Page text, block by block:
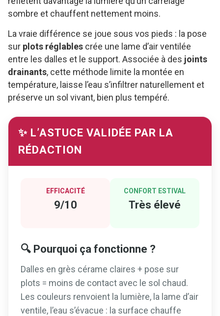
sombre et chauffent nettement moins.
La vraie différence se joue sous vos pieds : la pose
sur plots réglables crée une lame d’air ventilée
entre les dalles et le support. Associée à des joints
drainants, cette méthode limite la montée en
température, laisse l’eau s’infiltrer naturellement et
préserve un sol vivant, bien plus tempéré.
✨ L’ASTUCE VALIDÉE PAR LA
RÉDACTION
EFFICACITÉ
9/10
CONFORT ESTIVAL
Très élevé
🔍 Pourquoi ça fonctionne ?
Dalles en grès cérame claires + pose sur
plots = moins de contact avec le sol chaud.
Les couleurs renvoient la lumière, la lame d’air
ventile, l’eau s’évacue : la surface chauffe